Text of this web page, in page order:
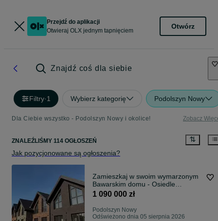
Przejdź do aplikacji
Otwieraj OLX jednym tapnięciem
Otwórz
Znajdź coś dla siebie
Filtry·1 Wybierz kategorię Podolszyn Nowy
Dla Ciebie wszystko - Podolszyn Nowy i okolice! Zobacz
ZNALEŹLIŚMY 114 OGŁOSZEŃ
Jak pozycjonowane są ogłoszenia?
Zamieszkaj w swoim wymarzonym
Bawarskim domu - Osiedle
Szacheckie
1 090 000 zł
Podolszyn Nowy
Odświeżono dnia 05 sierpnia 2026